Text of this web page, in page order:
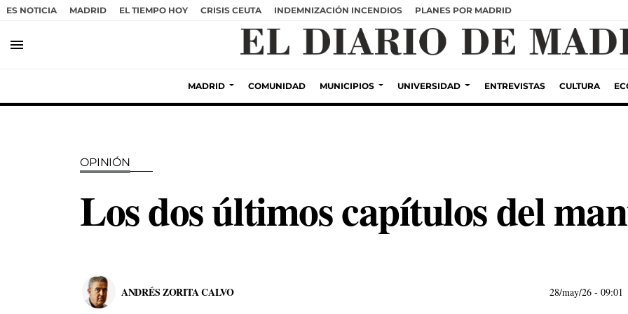
ES NOTICIA MADRID EL TIEMPO HOY CRISIS CEUTA INDEMNIZACIÓN INCENDIOS PLANES POR MADRID
menu
MADRID COMUNIDAD MUNICIPIOS UNIVERSIDAD ENTREVISTAS CULTURA
OPINIÓN
Los dos últimos capítulos del
ANDRÉS ZORITA CALVO 28/may/26 - 09:01